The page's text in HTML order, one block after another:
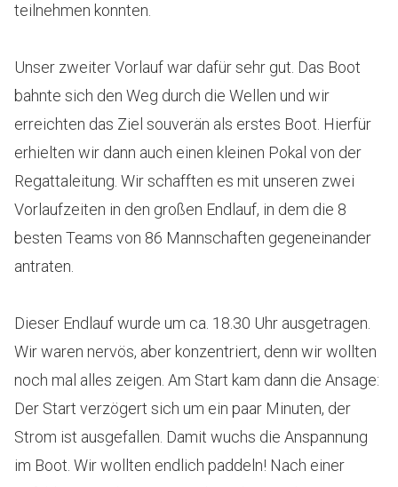
teilnehmen konnten.
Unser zweiter Vorlauf war dafür sehr gut. Das Boot
bahnte sich den Weg durch die Wellen und wir
erreichten das Ziel souverän als erstes Boot. Hierfür
erhielten wir dann auch einen kleinen Pokal von der
Regattaleitung. Wir schafften es mit unseren zwei
Vorlaufzeiten in den großen Endlauf, in dem die 8
besten Teams von 86 Mannschaften gegeneinander
antraten.
Dieser Endlauf wurde um ca. 18.30 Uhr ausgetragen.
Wir waren nervös, aber konzentriert, denn wir wollten
noch mal alles zeigen. Am Start kam dann die Ansage:
Der Start verzögert sich um ein paar Minuten, der
Strom ist ausgefallen. Damit wuchs die Anspannung
im Boot. Wir wollten endlich paddeln! Nach einer